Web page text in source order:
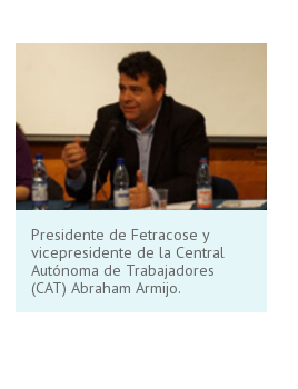
Presidente de Fetracose y
vicepresidente de la Central
Autónoma de Trabajadores
(CAT) Abraham Armijo.